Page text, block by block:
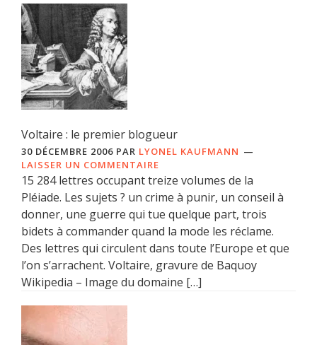
Voltaire : le premier blogueur
30 DÉCEMBRE 2006 PAR LYONEL KAUFMANN
LAISSER UN COMMENTAIRE
15 284 lettres occupant treize volumes de la
Pléiade. Les sujets ? un crime à punir, un conseil à
donner, une guerre qui tue quelque part, trois
bidets à commander quand la mode les réclame.
Des lettres qui circulent dans toute l’Europe et que
l’on s’arrachent. Voltaire, gravure de Baquoy
Wikipedia – Image du domaine […]